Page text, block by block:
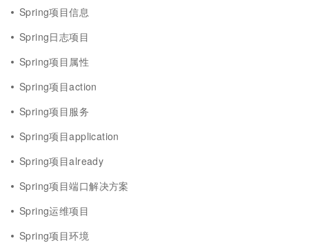
Spring项目信息
Spring日志项目
Spring项目属性
Spring项目action
Spring项目服务
Spring项目application
Spring项目already
Spring项目端口解决方案
Spring运维项目
Spring项目环境